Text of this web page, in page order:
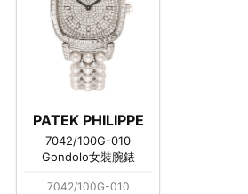
PATEK PHILIPPE
7042/100G-010
Gondolo女裝腕錶
7042/100G-010